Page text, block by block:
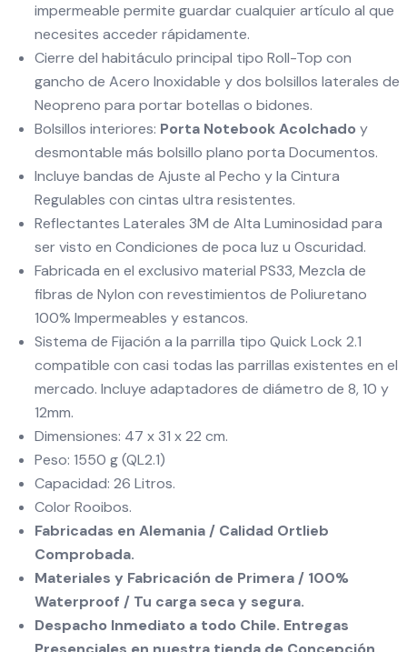
impermeable permite guardar cualquier artículo al que
necesites acceder rápidamente.
Cierre del habitáculo principal tipo Roll-Top con
gancho de Acero Inoxidable y dos bolsillos laterales de
Neopreno para portar botellas o bidones.
Bolsillos interiores: Porta Notebook Acolchado y
desmontable más bolsillo plano porta Documentos.
Incluye bandas de Ajuste al Pecho y la Cintura
Regulables con cintas ultra resistentes.
Reflectantes Laterales 3M de Alta Luminosidad para
ser visto en Condiciones de poca luz u Oscuridad.
Fabricada en el exclusivo material PS33, Mezcla de
fibras de Nylon con revestimientos de Poliuretano
100% Impermeables y estancos.
Sistema de Fijación a la parrilla tipo Quick Lock 2.1
compatible con casi todas las parrillas existentes en el
mercado. Incluye adaptadores de diámetro de 8, 10 y
12mm.
Dimensiones: 47 x 31 x 22 cm.
Peso: 1550 g (QL2.1)
Capacidad: 26 Litros.
Color Rooibos.
Fabricadas en Alemania / Calidad Ortlieb
Comprobada.
Materiales y Fabricación de Primera / 100%
Waterproof / Tu carga seca y segura.
Despacho Inmediato a todo Chile. Entregas